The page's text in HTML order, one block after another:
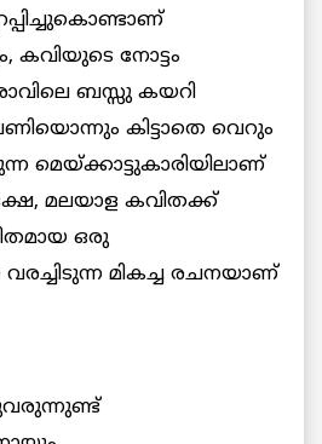
കവിയുടെ നോട്ടം
ബസ്സു കയറി
കിട്ടാതെ വെറും
മെയ്ക്കാട്ടുകാരിയിലാണ്
മലയാള കവിതക്ക്
ഒരു
മികച്ച രചനയാണ്